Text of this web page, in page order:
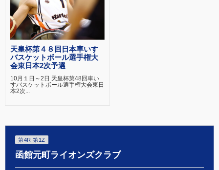
天皇杯第４８回日本車いす
バスケットボール選手権大
会東日本2次予選
10月１日～2日 天皇杯第48回車い
すバスケットボール選手権大会東日
本2次...
第4R 第1Z
函館元町ライオンズクラブ